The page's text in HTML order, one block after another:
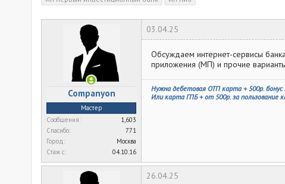
т
о
т
а
н
а
ч
а
г
и
Companyon
Мастер
Сообщения
1,603
Спасибо
771
Город
Москва
Стаж c
04.10.16
03.04.25
Обсуждаем интернет-сервисы
приложения (МП) и прочие
Нужна дебетовая ОТП карта + 500р. бонус
Или карта ГПБ + от 500р. за пользование
26.04.25